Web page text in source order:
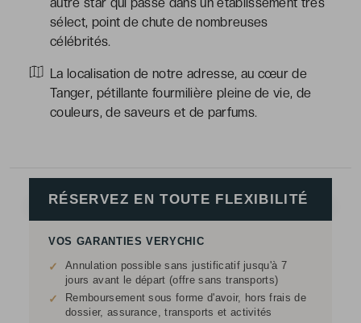
sélect, point de chute de nombreuses
célébrités.
La localisation de notre adresse, au cœur de
Tanger, pétillante fourmilière pleine de vie, de
couleurs, de saveurs et de parfums.
RÉSERVEZ EN TOUTE FLEXIBILITÉ
VOS GARANTIES VERYCHIC
✓
Annulation possible sans justificatif jusqu'à 7
jours avant le départ (offre sans transports)
✓
Remboursement sous forme d'avoir, hors frais de
dossier, assurance, transports et activités